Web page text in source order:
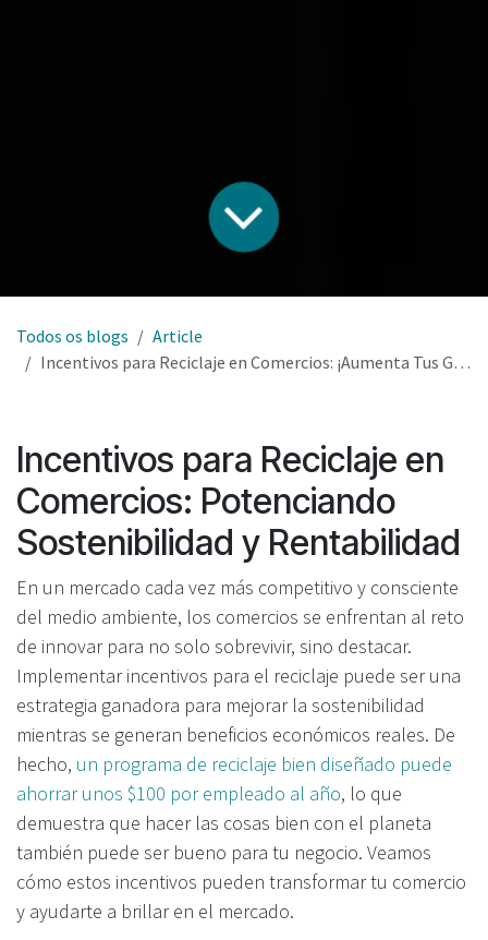
Todos os blogs
Article
Incentivos para Reciclaje en Comercios: ¡Aumenta Tus Ganancias!
Incentivos para Reciclaje en
Comercios: Potenciando
Sostenibilidad y Rentabilidad
En un mercado cada vez más competitivo y consciente
del medio ambiente, los comercios se enfrentan al reto
de innovar para no solo sobrevivir, sino destacar.
Implementar incentivos para el reciclaje puede ser una
estrategia ganadora para mejorar la sostenibilidad
mientras se generan beneficios económicos reales. De
hecho, un programa de reciclaje bien diseñado puede
ahorrar unos $100 por empleado al año, lo que
demuestra que hacer las cosas bien con el planeta
también puede ser bueno para tu negocio. Veamos
cómo estos incentivos pueden transformar tu comercio
y ayudarte a brillar en el mercado.